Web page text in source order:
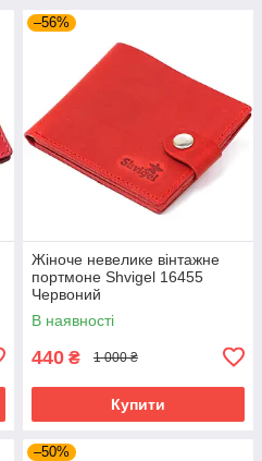
–56%
Жіноче невелике вінтажне
портмоне Shvigel 16455
Червоний
В наявності
440 ₴ 1 000 ₴
Купити
–50%